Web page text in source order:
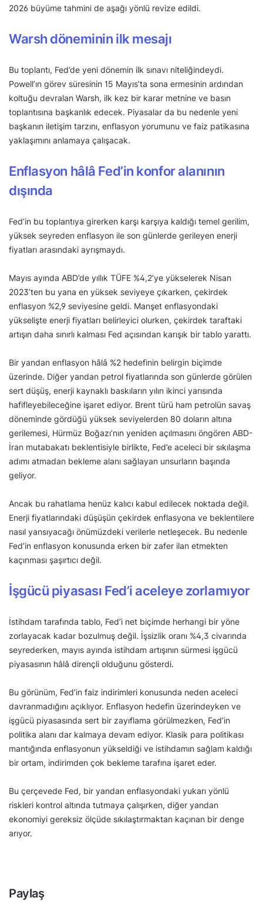
2026 büyüme tahmini de aşağı yönlü revize edildi.
Warsh döneminin ilk mesajı
Bu toplantı, Fed’de yeni dönemin ilk sınavı niteliğindeydi.
Powell’ın görev süresinin 15 Mayıs’ta sona ermesinin ardından
koltuğu devralan Warsh, ilk kez bir karar metnine ve basın
toplantısına başkanlık edecek. Piyasalar da bu nedenle yeni
başkanın iletişim tarzını, enflasyon yorumunu ve faiz patikasına
yaklaşımını anlamaya çalışacak.
Enflasyon hâlâ Fed’in konfor alanının
dışında
Fed’in bu toplantıya girerken karşı karşıya kaldığı temel gerilim,
yüksek seyreden enflasyon ile son günlerde gerileyen enerji
fiyatları arasındaki ayrışmaydı.
Mayıs ayında ABD’de yıllık TÜFE %4,2’ye yükselerek Nisan
2023’ten bu yana en yüksek seviyeye çıkarken, çekirdek
enflasyon %2,9 seviyesine geldi. Manşet enflasyondaki
yükselişte enerji fiyatları belirleyici olurken, çekirdek taraftaki
artışın daha sınırlı kalması Fed açısından karışık bir tablo yarattı.
Bir yandan enflasyon hâlâ %2 hedefinin belirgin biçimde
üzerinde. Diğer yandan petrol fiyatlarında son günlerde görülen
sert düşüş, enerji kaynaklı baskıların yılın ikinci yarısında
hafifleyebileceğine işaret ediyor. Brent türü ham petrolün savaş
döneminde gördüğü yüksek seviyelerden 80 doların altına
gerilemesi, Hürmüz Boğazı’nın yeniden açılmasını öngören ABD-
İran mutabakatı beklentisiyle birlikte, Fed’e aceleci bir sıkılaşma
adımı atmadan bekleme alanı sağlayan unsurların başında
geliyor.
Ancak bu rahatlama henüz kalıcı kabul edilecek noktada değil.
Enerji fiyatlarındaki düşüşün çekirdek enflasyona ve beklentilere
nasıl yansıyacağı önümüzdeki verilerle netleşecek. Bu nedenle
Fed’in enflasyon konusunda erken bir zafer ilan etmekten
kaçınması şaşırtıcı değil.
İşgücü piyasası Fed’i aceleye zorlamıyor
İstihdam tarafında tablo, Fed’i net biçimde herhangi bir yöne
zorlayacak kadar bozulmuş değil. İşsizlik oranı %4,3 civarında
seyrederken, mayıs ayında istihdam artışının sürmesi işgücü
piyasasının hâlâ dirençli olduğunu gösterdi.
Bu görünüm, Fed’in faiz indirimleri konusunda neden aceleci
davranmadığını açıklıyor. Enflasyon hedefin üzerindeyken ve
işgücü piyasasında sert bir zayıflama görülmezken, Fed’in
politika alanı dar kalmaya devam ediyor. Klasik para politikası
mantığında enflasyonun yükseldiği ve istihdamın sağlam kaldığı
bir ortam, indirimden çok bekleme tarafına işaret eder.
Bu çerçevede Fed, bir yandan enflasyondaki yukarı yönlü
riskleri kontrol altında tutmaya çalışırken, diğer yandan
ekonomiyi gereksiz ölçüde sıkılaştırmaktan kaçınan bir denge
arıyor.
Paylaş